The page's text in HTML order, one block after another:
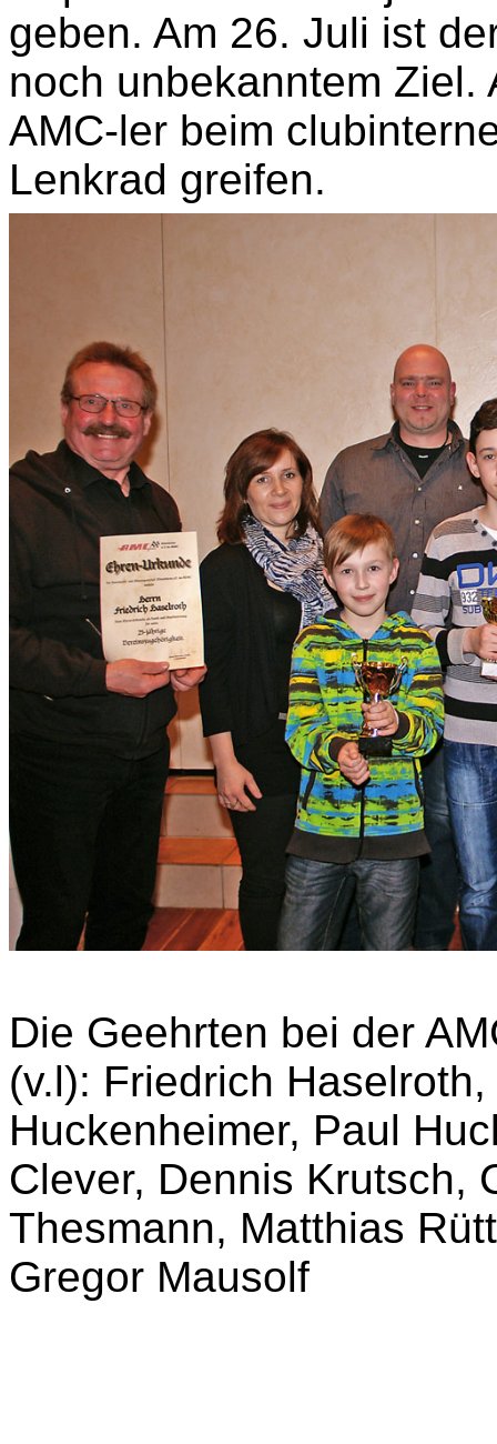
geben. Am 26. Juli ist
noch unbekanntem Ziel.
AMC-ler beim
Lenkrad greifen.
Die Geehrten bei der
(v.l): Friedrich
Huckenheimer, Paul
Clever, Dennis Krutsch,
Thesmann, Matthias
Gregor Mausolf